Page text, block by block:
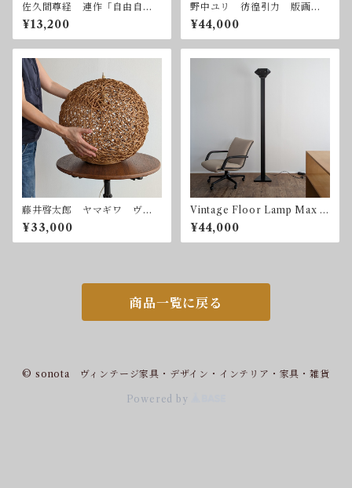
佐久間尊経 連作「自由自
在」ー赤 2003年 ミクスト
メディア
¥13,200
野中ユリ 彷徨引力 版画
額付属
¥44,000
藤井啓太郎 ヤマギワ ヴィ
ンテージ ペンダントライ
ト 吊り下げ照明
¥33,000
Vintage Floor Lamp Max H
igh 1980mm ヴィンテー
ジ フロアランプ 調光器
¥44,000
商品一覧に戻る
© sonota ヴィンテージ家具・デザイン・インテリア・家具・雑貨
Powered by